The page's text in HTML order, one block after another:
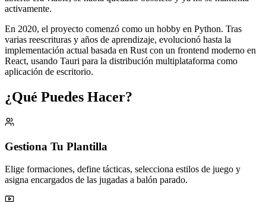
activamente.
En 2020, el proyecto comenzó como un hobby en Python. Tras
varias reescrituras y años de aprendizaje, evolucionó hasta la
implementación actual basada en Rust con un frontend moderno en
React, usando Tauri para la distribución multiplataforma como
aplicación de escritorio.
¿Qué Puedes Hacer?
Gestiona Tu Plantilla
Elige formaciones, define tácticas, selecciona estilos de juego y
asigna encargados de las jugadas a balón parado.